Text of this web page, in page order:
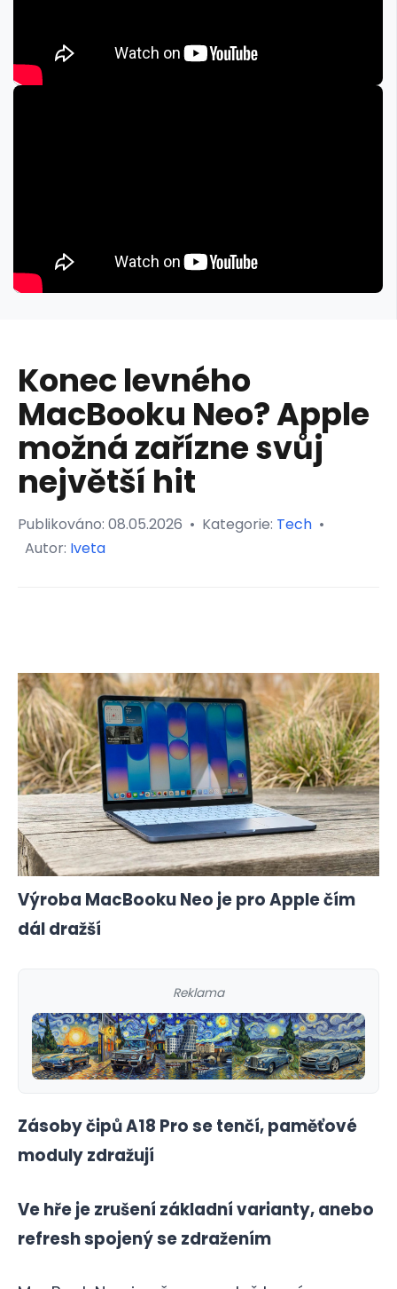
Konec levného
MacBooku Neo? Apple
možná zařízne svůj
největší hit
Publikováno: 08.05.2026 • Kategorie: Tech •
Autor: Iveta
Výroba MacBooku Neo je pro Apple čím
dál dražší
Reklama
Zásoby čipů A18 Pro se tenčí, paměťové
moduly zdražují
Ve hře je zrušení základní varianty, anebo
refresh spojený se zdražením